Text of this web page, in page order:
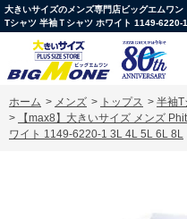
大きいサイズのメンズ専門店ビッグエムワ
Tシャツ 半袖Ｔシャツ ホワイト 1149-
ホーム > メンズ > トップス > 半袖T
>
【max8】大きいサイズ メンズ
ワイト 1149-6220-1 3L 4L 5L 6L 8L